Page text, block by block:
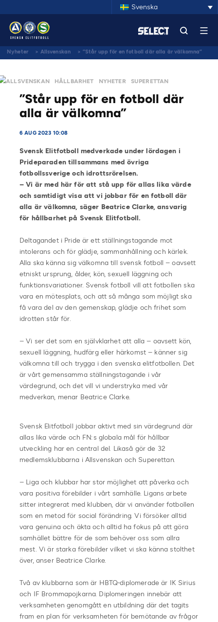
Svenska
Nyheter > Allsvenskan > ”Står upp för en fotboll där alla är välkomna”
ALLSVENSKAN HÅLLBARHET NYHETER SUPERETTAN
”Står upp för en fotboll där
alla är välkomna”
6 AUG 2023 10:08
Svensk Elitfotboll medverkade under lördagen i
Prideparaden tillsammans med övriga
fotbollssverige och idrottsrörelsen.
– Vi är med här för att stå upp för allas lika värde
och samtidigt visa att vi jobbar för en fotboll där
alla är välkomna, säger Beatrice Clarke, ansvarig
för hållbarhet på Svensk Elitfotboll.
Deltagandet i Pride är ett ställningstagande mot
intolerans och för glädje, sammanhållning och kärlek.
Alla ska känna sig välkomna till svensk fotboll – oavsett
etniskt ursprung, ålder, kön, sexuell läggning och
funktionsvariationer. Svensk fotboll vill att fotbollen ska
vara en mötesplats, och att så många som möjligt ska
få vara del av den gemenskap, glädje och frihet som
idrotten står för.
– Vi ser det som en självklarhet att alla – oavsett kön,
sexuell läggning, hudfärg eller härkomst – känner sig
välkomna till och trygga i den svenska elitfotbollen. Det
är vårt gemensamma ställningstagande i vår
värdegrund, och det vill vi understryka med vår
medverkan, menar Beatrice Clarke.
Svensk Elitfotboll jobbar aktivt med sin värdegrund där
allas lika värde och FN:s globala mål för hållbar
utveckling har en central del. Likaså gör de 32
medlemsklubbarna i Allsvenskan och Superettan.
– Liga och klubbar har stor möjlighet att påverka och
vara positiva förebilder i vårt samhälle. Ligans arbete
sitter integrerat med klubben, där vi använder fotbollen
som en metod för social förändring. Vi försöker alltid
vara genuina och äkta och alltid ha fokus på att göra
samhället bättre för de som behöver oss som allra
mest. Vi är starka förebilder vilket vi ska känna stolthet
över, anser Beatrice Clarke.
Två av klubbarna som är HBTQ-diplomerade är IK Sirius
och IF Brommapojkarna. Diplomeringen innebär att
verksamheten genomgått en utbildning där det tagits
fram en plan för verksamheten för bemötande av frågor